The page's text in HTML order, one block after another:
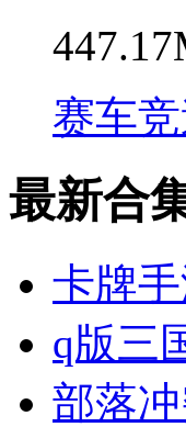
赛车
最新合
卡牌
q版三
部落